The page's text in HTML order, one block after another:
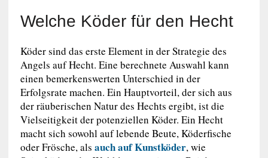
Welche Köder für den Hecht
Köder sind das erste Element in der Strategie des
Angels auf Hecht. Eine berechnete Auswahl kann
einen bemerkenswerten Unterschied in der
Erfolgsrate machen. Ein Hauptvorteil, der sich aus
der räuberischen Natur des Hechts ergibt, ist die
Vielseitigkeit der potenziellen Köder. Ein Hecht
macht sich sowohl auf lebende Beute, Köderfische
oder Frösche, als auch auf Kunstköder, wie